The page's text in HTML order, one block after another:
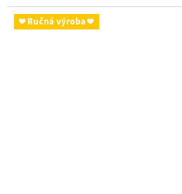
❤ Ručná výroba ❤